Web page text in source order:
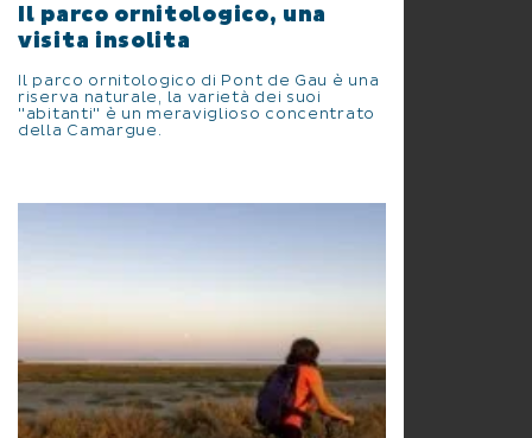
Il parco ornitologico, una
visita insolita
Il parco ornitologico di Pont de Gau è una
riserva naturale, la varietà dei suoi
"abitanti" è un meraviglioso concentrato
della Camargue.